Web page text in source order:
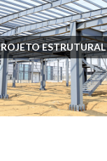
ESTRUTURAL